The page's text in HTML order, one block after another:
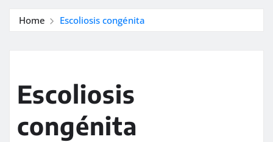
Home Escoliosis congénita
Escoliosis
congénita